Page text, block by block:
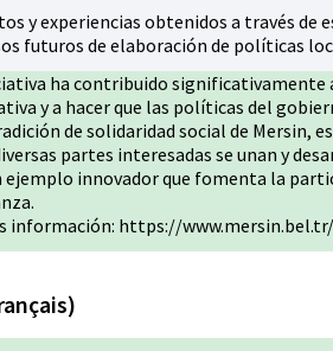
y experiencias obtenidos a través de
futuros de elaboración de políticas
ha contribuido
y a hacer que las políticas del
de solidaridad social de Mersin,
partes interesadas se unan y
ejemplo innovador que fomenta la
información: https://www.mersin.bel.tr/